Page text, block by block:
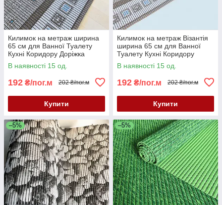
Килимок на метраж ширина
65 см для Ванної Туалету
Кухні Коридору Доріжка
Аквамат
В наявності 15 од.
192 ₴/пог.м 202 ₴/пог.м
Купити
Килимок на метраж Візантія
ширина 65 см для Ванної
Туалету Кухні Коридору
Доріжка Аквамат
В наявності 15 од.
192 ₴/пог.м 202 ₴/пог.м
Купити
–5% –5%